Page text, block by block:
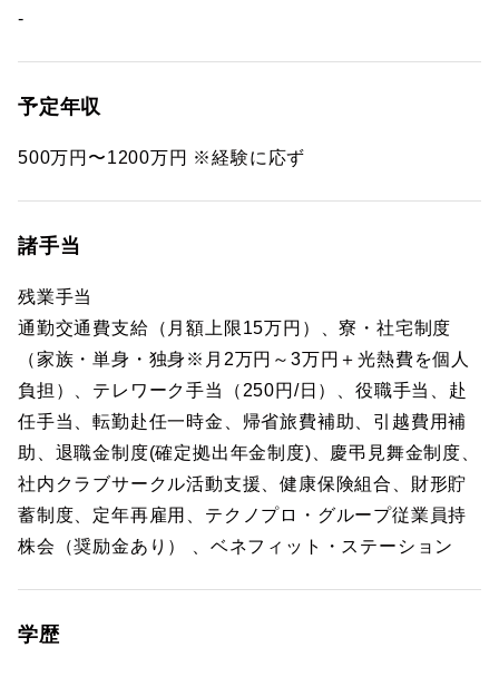
-
予定年収
500万円〜1200万円 ※経験に応ず
諸手当
残業手当
通勤交通費支給（月額上限15万円）、寮・社宅制度
（家族・単身・独身※月2万円～3万円＋光熱費を個人
負担）、テレワーク手当（250円/日）、役職手当、赴
任手当、転勤赴任一時金、帰省旅費補助、引越費用補
助、退職金制度(確定拠出年金制度)、慶弔見舞金制度、
社内クラブサークル活動支援、健康保険組合、財形貯
蓄制度、定年再雇用、テクノプロ・グループ従業員持
株会（奨励金あり） 、ベネフィット・ステーション
学歴